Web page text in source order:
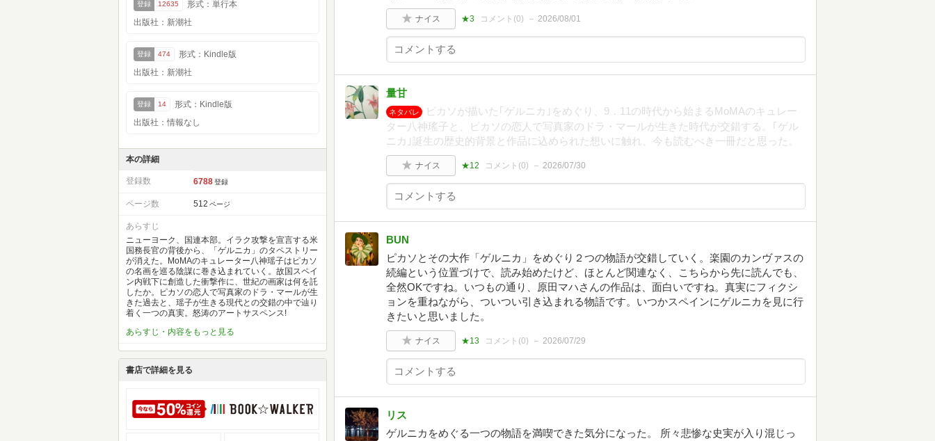
登録 12635
形式：単行本
出版社：新潮社
登録 474
形式：Kindle版
出版社：新潮社
登録 14
形式：Kindle版
出版社：情報なし
本の詳細
登録数 6788 登録
ページ数 512 ページ
あらすじ
ニューヨーク、国連本部。イラク攻撃を宣言する米
国務長官の背後から、「ゲルニカ」のタペストリー
が消えた。MoMAのキュレーター八神瑶子はピカソ
の名画を巡る陰謀に巻き込まれていく。故国スペイ
ン内戦下に創造した衝撃作に、世紀の画家は何を託
したか。ピカソの恋人で写真家のドラ・マールが生
きた過去と、瑶子が生きる現代との交錯の中で辿り
着く一つの真実。怒涛のアートサスペンス!
あらすじ・内容をもっと見る
書店で詳細を見る
ナイス ★3 コメント(0) 2026/08/01
量甘
ネタバレ
ピカソが描いた｢ゲルニカ｣をめぐり、9．11の時代から始まるMoMAのキュレー
ター八神瑤子と、ピカソの恋人で写真家のドラ・マールが生きた時代が交錯する。｢ゲル
ニカ｣誕生の歴史的背景と作品に込められた想いに触れ、今も読むべき一冊だと思った。
ナイス ★12 コメント(0) 2026/07/30
BUN
ピカソとその大作「ゲルニカ」をめぐり２つの物語が交錯していく。楽園のカンヴァスの
続編という位置づけで、読み始めたけど、ほとんど関連なく、こちらから先に読んでも、
全然OKですね。いつもの通り、原田マハさんの作品は、面白いですね。真実にフィクシ
ョンを重ねながら、ついつい引き込まれる物語です。いつかスペインにゲルニカを見に行
きたいと思いました。
ナイス ★13 コメント(0) 2026/07/29
リス
ゲルニカをめぐる一つの物語を満喫できた気分になった。 所々悲惨な史実が入り混じっ